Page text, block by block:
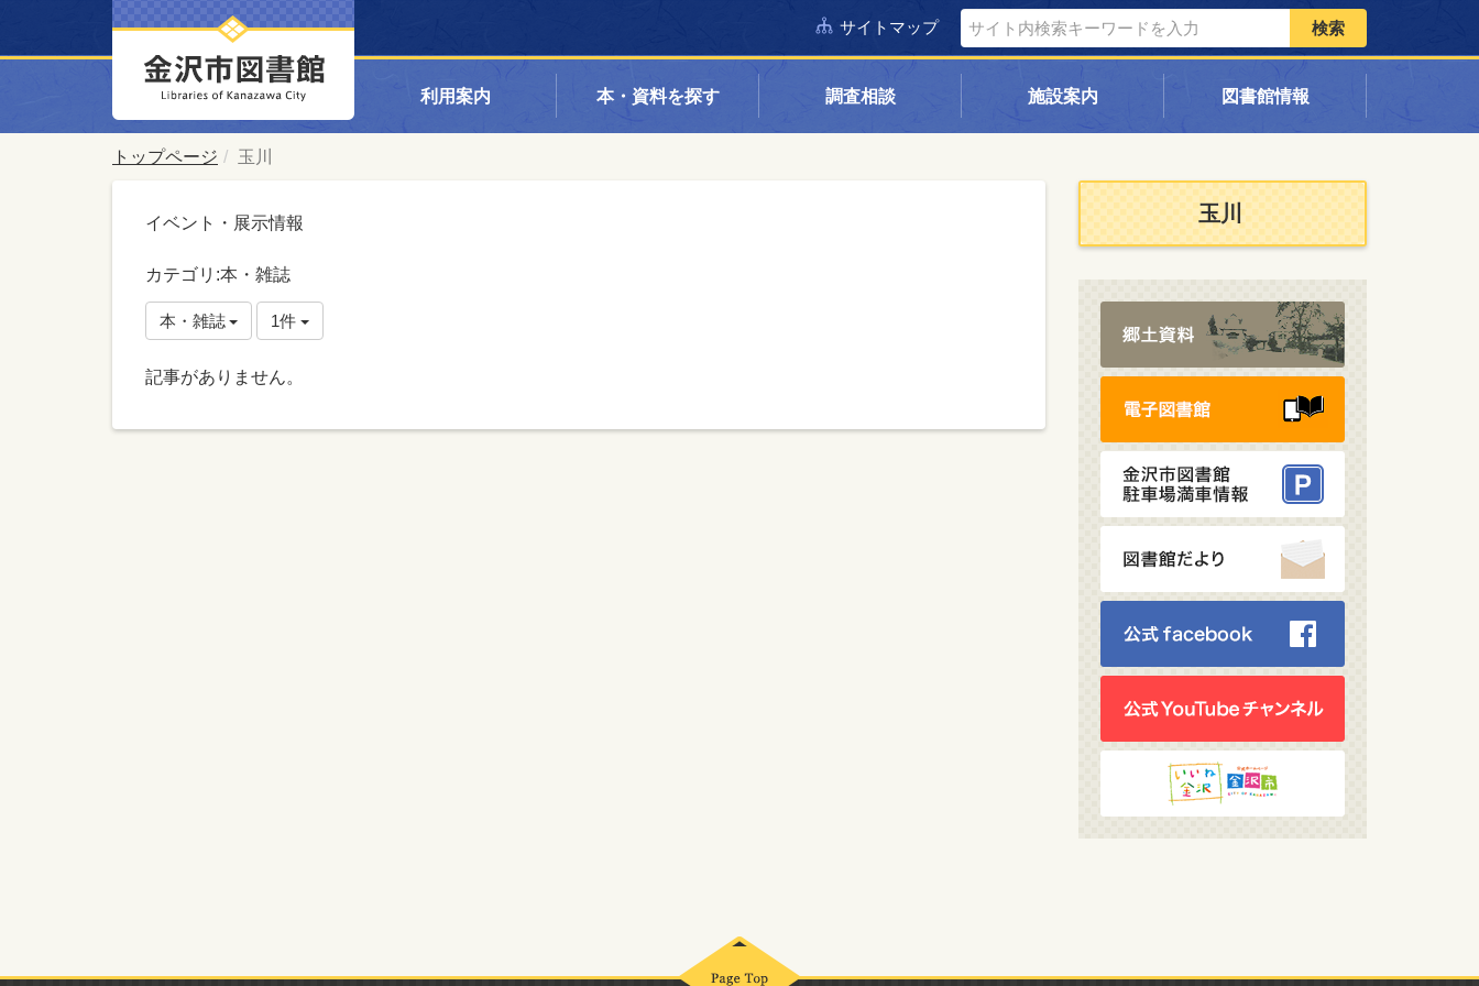
サイトマップ 検索
利用案内 本・資料を探す 調査相談 施設案内 図書館情報
トップページ 玉川
イベント・展示情報
カテゴリ:本・雑誌
本・雑誌 1件
記事がありません。
玉川